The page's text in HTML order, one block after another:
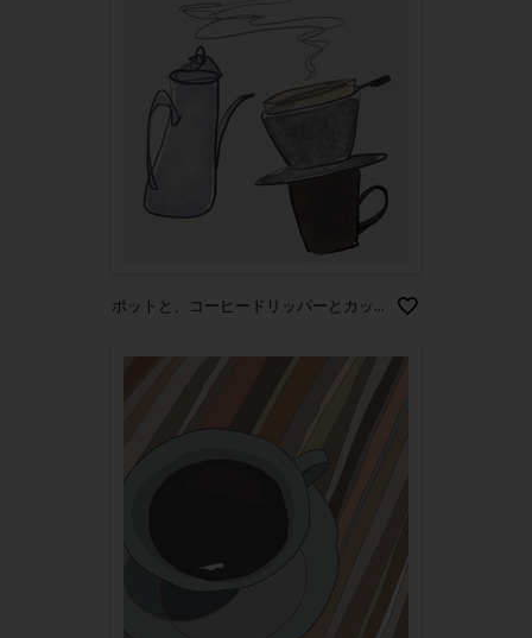
ポットと、コーヒードリッパーとカップ ハンドドリップ